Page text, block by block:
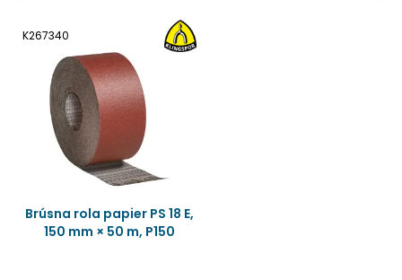
K267340
Brúsna rola papier PS 18 E,
150 mm × 50 m, P150